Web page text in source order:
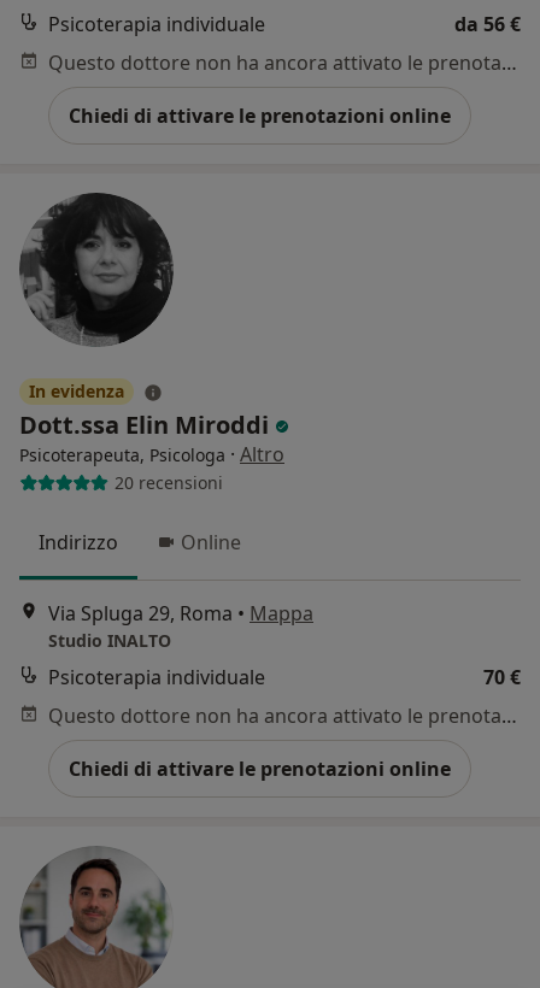
Psicoterapia individuale
da 56 €
Questo dottore non ha ancora attivato le prenotazioni online presso questo indirizzo.
Chiedi di attivare le prenotazioni online
In evidenza
Dott.ssa Elin Miroddi
Psicoterapeuta, Psicologa · Altro
20 recensioni
Indirizzo Online
Via Spluga 29, Roma • Mappa
Studio INALTO
Psicoterapia individuale
70 €
Questo dottore non ha ancora attivato le prenotazioni online presso questo indirizzo.
Chiedi di attivare le prenotazioni online